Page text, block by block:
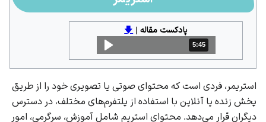
پادکست مقاله|
🡇
مدت: 5 دقیقه و 45 ثانیه
5:45
استریمر، فردی است که محتوای صوتی یا تصویری خود را از طریق
پخش زنده یا آنلاین با استفاده از پلتفرم‌های مختلف، در دسترس
دیگران قرار می‌دهد. محتوای استریم شامل آموزش، سرگرمی، امور